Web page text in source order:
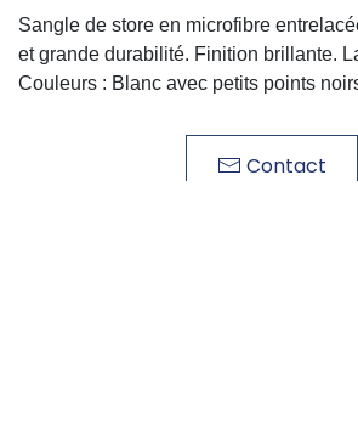
Sangle de store en microfibre
et grande durabilité. Finition brillante.
Couleurs : Blanc avec petits points
Contact